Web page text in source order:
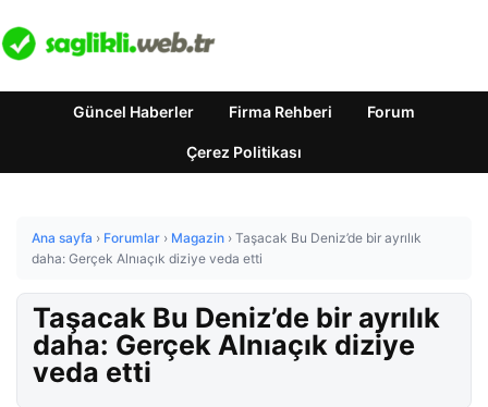
Güncel Haberler Firma Rehberi Forum
Çerez Politikası
Ana sayfa › Forumlar › Magazin › Taşacak Bu Deniz’de bir ayrılık
daha: Gerçek Alnıaçık diziye veda etti
Taşacak Bu Deniz’de bir ayrılık
daha: Gerçek Alnıaçık diziye
veda etti